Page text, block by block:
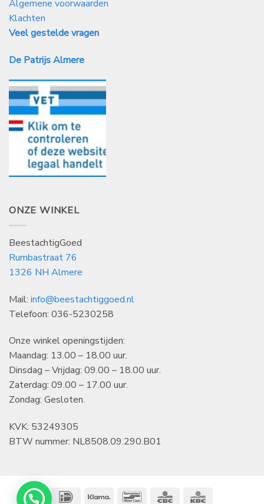
Algemene voorwaarden
Klachten
Veel gestelde vragen
De Patrijs Almere
ONZE WINKEL
BeestachtigGoed
Rumbastraat 76
1326 NH Almere
Mail: info@beestachtiggoed.nl
Telefoon: 036-5230258
Onze winkel openingstijden:
Maandag: 13.00 – 18.00 uur.
Dinsdag – Vrijdag: 09.00 – 18.00 uur.
Zaterdag: 09.00 – 17.00 uur.
Zondag: Gesloten.
KVK: 53249305
BTW nummer: NL8508.09.290.B01
IDeal Klarna BancontactCBC